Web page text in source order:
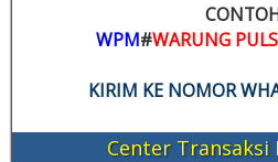
WPM#WARUNG
KIRIM KE NOMOR
Center Transaksi